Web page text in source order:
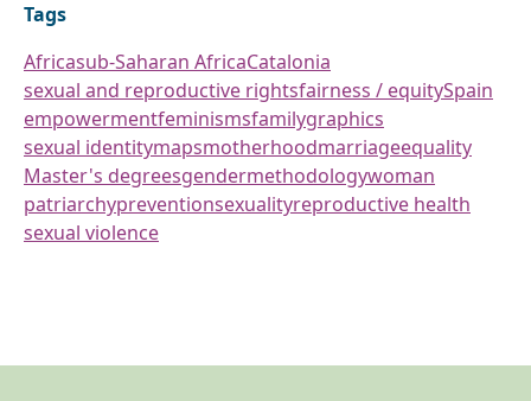
Tags
Africasub-Saharan AfricaCatalonia
sexual and reproductive rightsfairness / equitySpain
empowermentfeminismsfamilygraphics
sexual identitymapsmotherhoodmarriageequality
Master's degreesgendermethodologywoman
patriarchypreventionsexualityreproductive health
sexual violence